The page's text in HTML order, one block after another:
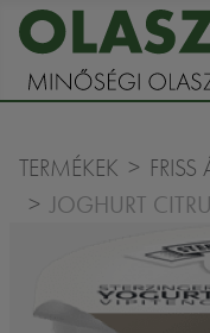
TERMÉKEK FRISS
JOGHURT